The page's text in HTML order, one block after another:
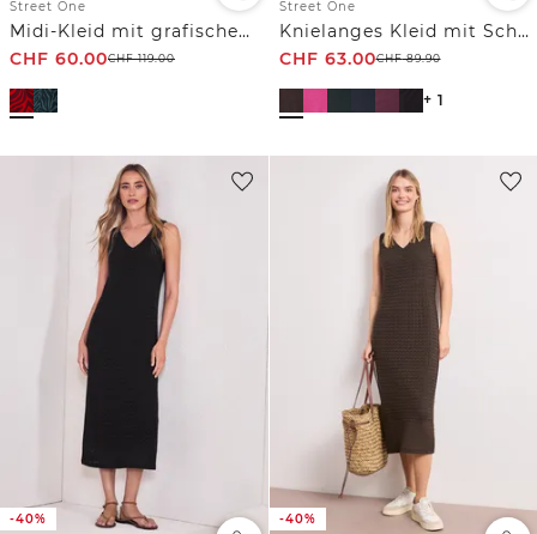
Street One
Midi-Kleid mit grafischem Print
CHF 60.00CHF119.00
Street One
Knielanges Kleid mit Schnallendetail
CHF 63.00CHF89.90
+ 1
-40% -40%